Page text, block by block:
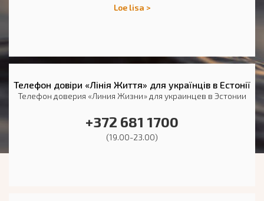
Loe lisa >
Телефон довіри «Лінія Життя» для українців в Естонії
Телефон доверия «Линия Жизни» для украинцев в Эстонии
+372 681 1700
(19.00-23.00)